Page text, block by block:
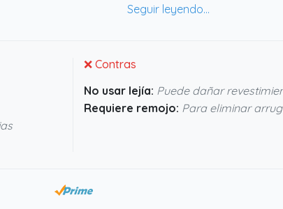
cumple sin hacerse notar. Si quieres algo sencillo
❌ Contras
No usar lejía: Puede dañar
Requiere remojo: Para eliminar